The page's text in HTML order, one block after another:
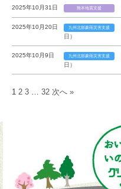
2025年10月31日 熊本地震支援
2025年10月20日 九州北部豪雨災害支援
日）
2025年10月9日 九州北部豪雨災害支援
日）
1 2 3 32 次へ »